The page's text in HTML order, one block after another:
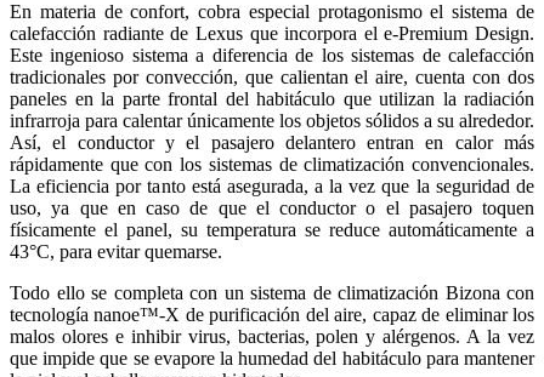
En materia de confort, cobra especial protagonismo el sistema de
calefacción radiante de Lexus que incorpora el e-Premium Design.
Este ingenioso sistema a diferencia de los sistemas de calefacción
tradicionales por convección, que calientan el aire, cuenta con dos
paneles en la parte frontal del habitáculo que utilizan la radiación
infrarroja para calentar únicamente los objetos sólidos a su alrededor.
Así, el conductor y el pasajero delantero entran en calor más
rápidamente que con los sistemas de climatización convencionales.
La eficiencia por tanto está asegurada, a la vez que la seguridad de
uso, ya que en caso de que el conductor o el pasajero toquen
físicamente el panel, su temperatura se reduce automáticamente a
43°C, para evitar quemarse.
Todo ello se completa con un sistema de climatización Bizona con
tecnología nanoe™-X de purificación del aire, capaz de eliminar los
malos olores e inhibir virus, bacterias, polen y alérgenos. A la vez
que impide que se evapore la humedad del habitáculo para mantener